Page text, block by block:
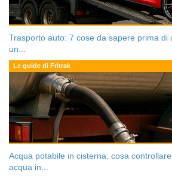
Trasporto auto: 7 cose da sapere prima di
un...
Le guide di Fritrak
Acqua potabile in cisterna: cosa
acqua in...